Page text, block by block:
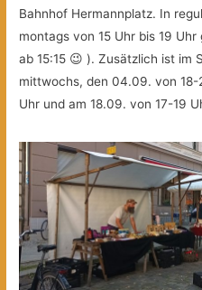
Bahnhof Hermannplatz. In
montags von 15 Uhr bis 19
ab 15:15 😉 ). Zusätzlich ist im
mittwochs, den 04.09. von 18-
Uhr und am 18.09. von 17-19